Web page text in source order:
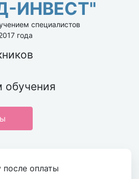
ИНВЕСТ"
специалистов
года
обучения
после оплаты